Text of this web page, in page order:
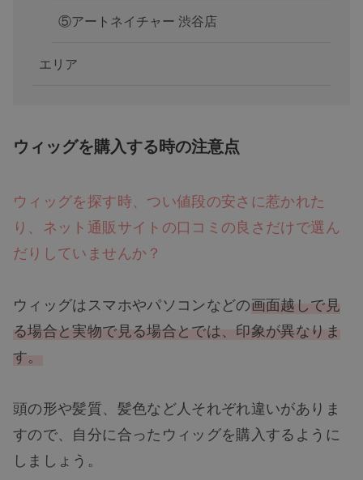
⑤アートネイチャー 渋谷店
エリア
ウィッグを購入する時の注意点
ウィッグを探す時、つい値段の安さに惹かれた
り、ネット通販サイトの口コミの良さだけで選ん
だりしていませんか？
ウィッグはスマホやパソコンなどの画面越しで見
る場合と実物で見る場合とでは、印象が異なりま
す。
頭の形や髪質、髪色など人それぞれ違いがありま
すので、自分に合ったウィッグを購入するように
しましょう。